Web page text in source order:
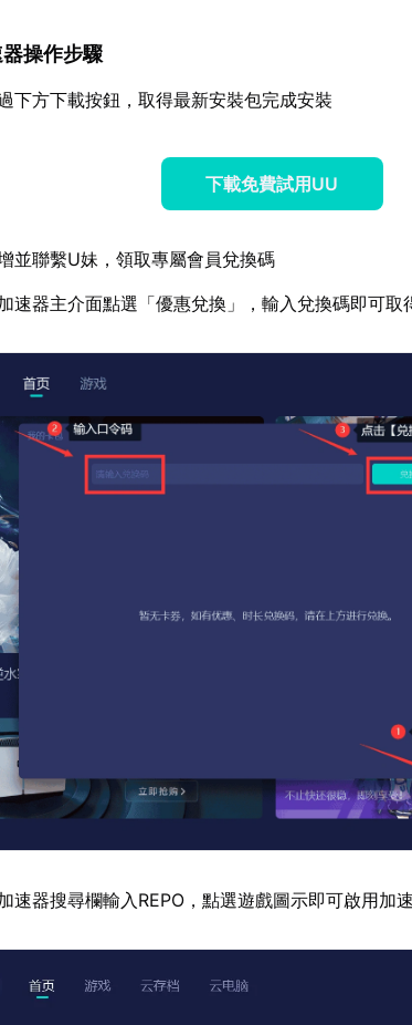
器操作步驟
下方下載按鈕，取得最新安裝包完成安裝
下載免費試用UU
並聯繫U妹，領取專屬會員兌換碼
速器主介面點選「優惠兌換」，輸入兌換碼即可取
速器搜尋欄輸入REPO，點選遊戲圖示即可啟用加